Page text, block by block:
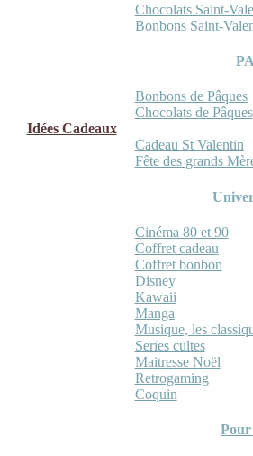
Chocolats Saint-
Bonbons Saint-
Bonbons de Pâques
Chocolats de Pâques
Idées Cadeaux
Cadeau St Valentin
Fête des grands
Cinéma 80 et 90
Coffret cadeau
Coffret bonbon
Disney
Kawaii
Manga
Musique, les
Series cultes
Maitresse Noël
Retrogaming
Coquin